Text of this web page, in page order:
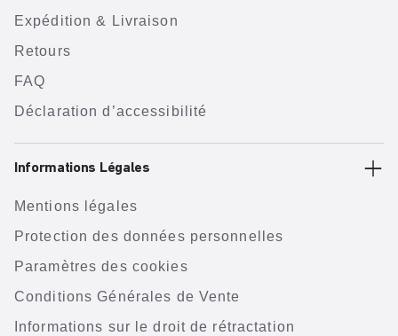
Expédition & Livraison
Retours
FAQ
Déclaration d’accessibilité
Informations Légales
Mentions légales
Protection des données personnelles
Paramètres des cookies
Conditions Générales de Vente
Informations sur le droit de rétractation